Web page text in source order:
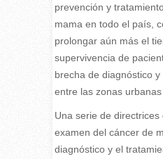
prevención y
mama en todo el país,
prolongar aún más el
supervivencia de
brecha de diagnóstico
entre las zonas urbanas
Una serie de directrices
examen del cáncer de
diagnóstico y el